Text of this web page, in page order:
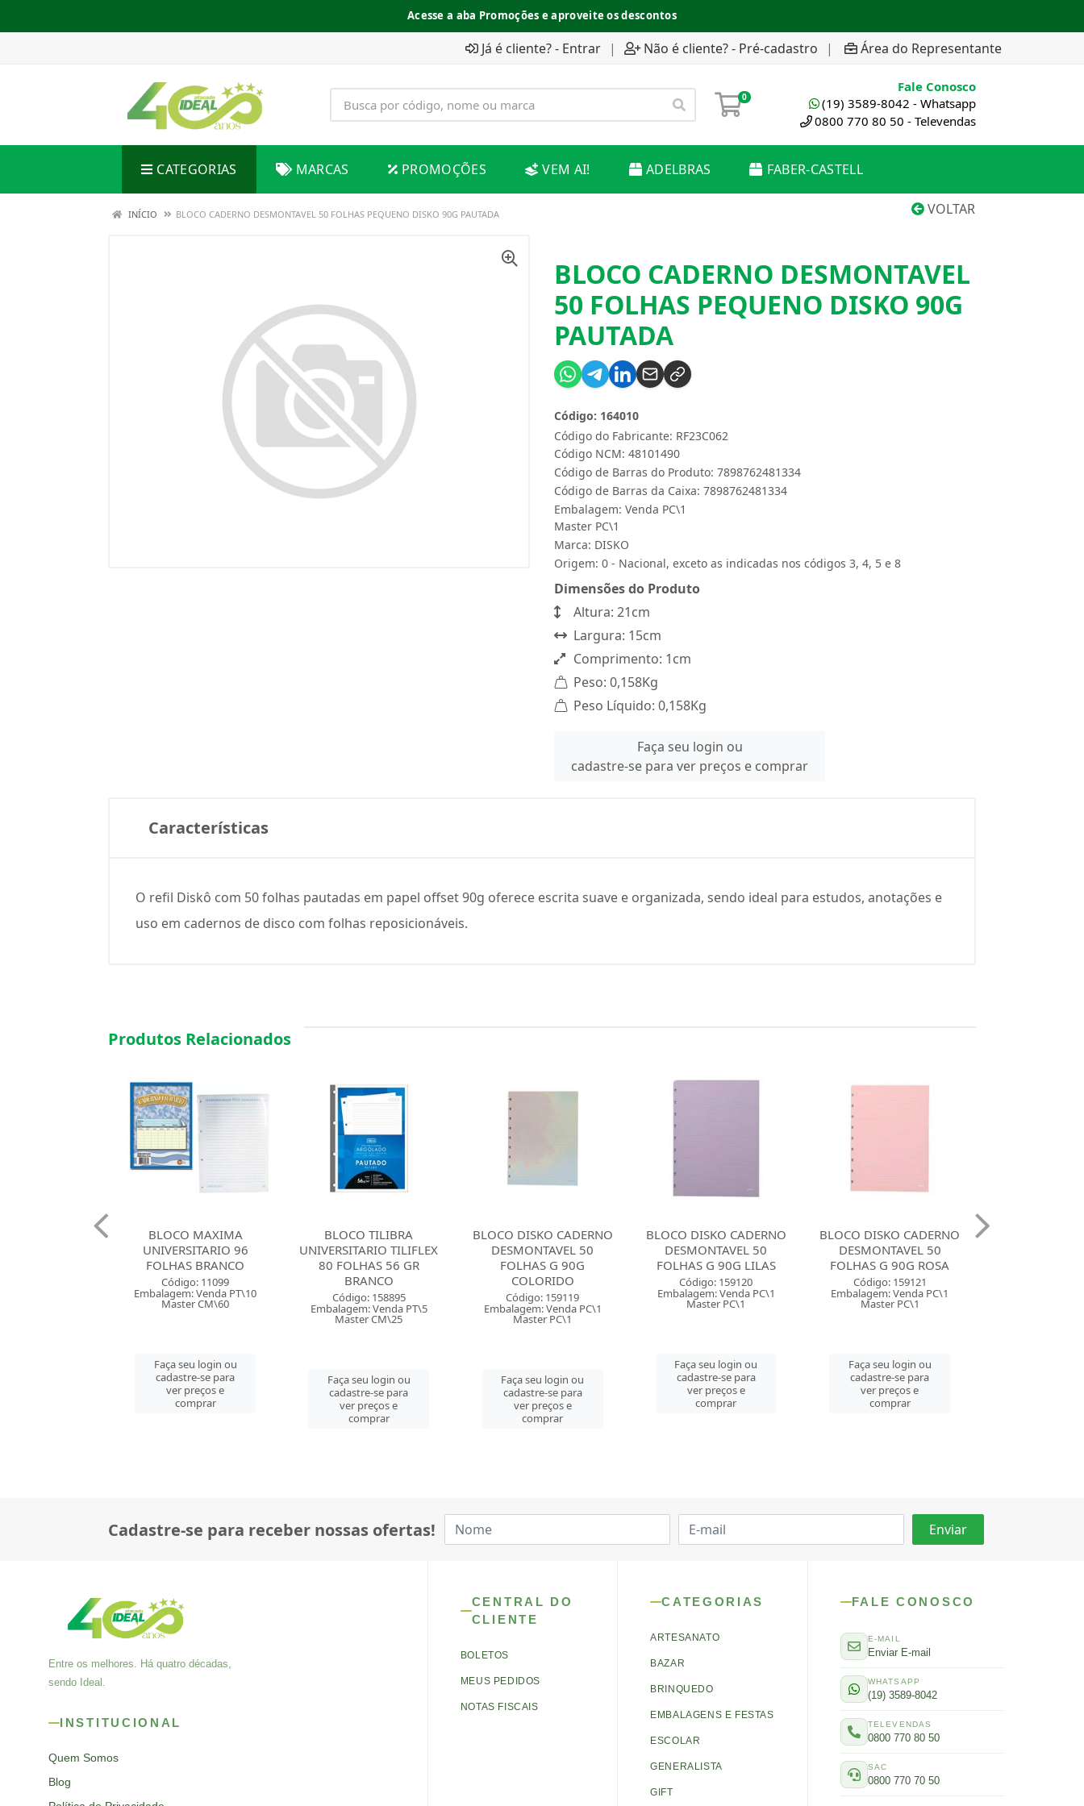
Acesse a aba Promoções e aproveite os descontos
Já é cliente? - Entrar | Não é cliente? - Pré-cadastro | Área do Representante
0
Fale Conosco
(19) 3589-8042 - Whatsapp
0800 770 80 50 - Televendas
CATEGORIAS MARCAS PROMOÇÕES VEM AI! ADELBRAS FABER-CASTELL
VOLTAR
INÍCIO BLOCO CADERNO DESMONTAVEL 50 FOLHAS PEQUENO DISKO 90G PAUTADA
BLOCO CADERNO DESMONTAVEL
50 FOLHAS PEQUENO DISKO 90G
PAUTADA
Código do Fabricante: RF23C062
Código: 164010
Código NCM: 48101490
Código de Barras do Produto: 7898762481334
Código de Barras da Caixa: 7898762481334
Embalagem: Venda PC\1
Master PC\1
Marca: DISKO
Origem: 0 - Nacional, exceto as indicadas nos códigos 3, 4, 5 e 8
Dimensões do Produto
Altura: 21cm
Largura: 15cm
Comprimento: 1cm
Peso: 0,158Kg
Peso Líquido: 0,158Kg
Faça seu login ou
cadastre-se para ver preços e comprar
Características
O refil Diskô com 50 folhas pautadas em papel offset 90g oferece escrita suave e organizada, sendo ideal para estudos, anotações e
uso em cadernos de disco com folhas reposicionáveis.
Produtos Relacionados
BLOCO TILIBRA
UNIVERSITARIO TILIFLEX
80 FOLHAS 56 GR
BRANCO
Código: 158895
Embalagem: Venda PT\5
Faça seu login ou
cadastre-se para
ver preços e
BLOCO DISKO CADERNO
DESMONTAVEL 50
FOLHAS G 90G
COLORIDO
Código: 159119
Embalagem: Venda PC\1
Master PC\1
Faça seu login ou
cadastre-se para
ver preços e
comprar
BLOCO DISKO CADERNO
DESMONTAVEL 50
FOLHAS G 90G LILAS
Código: 159120
Embalagem: Venda PC\1
Master PC\1
cadastre-se para
ver preços e
comprar
BLOCO DISKO CADERNO
DESMONTAVEL 50
FOLHAS G 90G ROSA
Código: 159121
Embalagem: Venda PC\1
Master PC\1
Faça seu login ou
cadastre-se para
ver preços e
comprar
BLOCO CADERNO
DESMONTAVEL 50
FOLHAS M DISKO 90G
LILAS
Código: 159162
Embalagem: Venda PC\1
Faça seu login ou
cadastre-se para
ver preços e
Cadastre-se para receber nossas ofertas!
Entre os melhores. Há quatro décadas,
sendo Ideal.
INSTITUCIONAL
Quem Somos
Blog
CENTRAL DO
CLIENTE
BOLETOS
MEUS PEDIDOS
NOTAS FISCAIS
CATEGORIAS
ARTESANATO
BAZAR
BRINQUEDO
EMBALAGENS E FESTAS
ESCOLAR
GENERALISTA
GIFT
FALE CONOSCO
E-MAIL
Enviar E-mail
WHATSAPP
(19) 3589-8042
TELEVENDAS
0800 770 80 50
SAC
0800 770 70 50